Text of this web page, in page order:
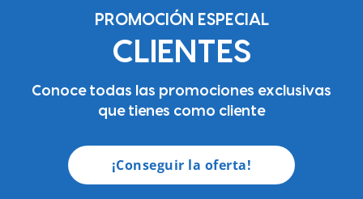
PROMOCIÓN ESPECIAL
CLIENTES
Conoce todas las promociones exclusivas
que tienes como cliente
¡Conseguir la oferta!